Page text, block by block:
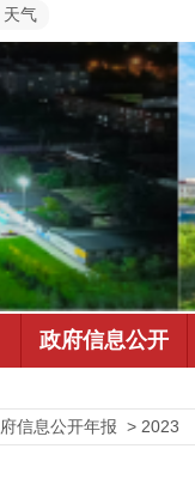
天气
信息公开年报 > 2023